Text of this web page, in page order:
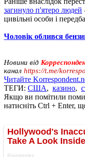
загинуло п'ятеро людей
цивільні особи і
Чоловік облився
Новини від
канал https://t.me/
Читайте
ТЕГИ: США, казино,
Якщо ви помітили
натисніть Ctrl + Enter,